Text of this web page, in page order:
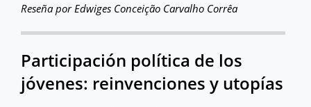
Reseña por Edwiges Conceição Carvalho Corrêa
Participación política de los
jóvenes: reinvenciones y utopías